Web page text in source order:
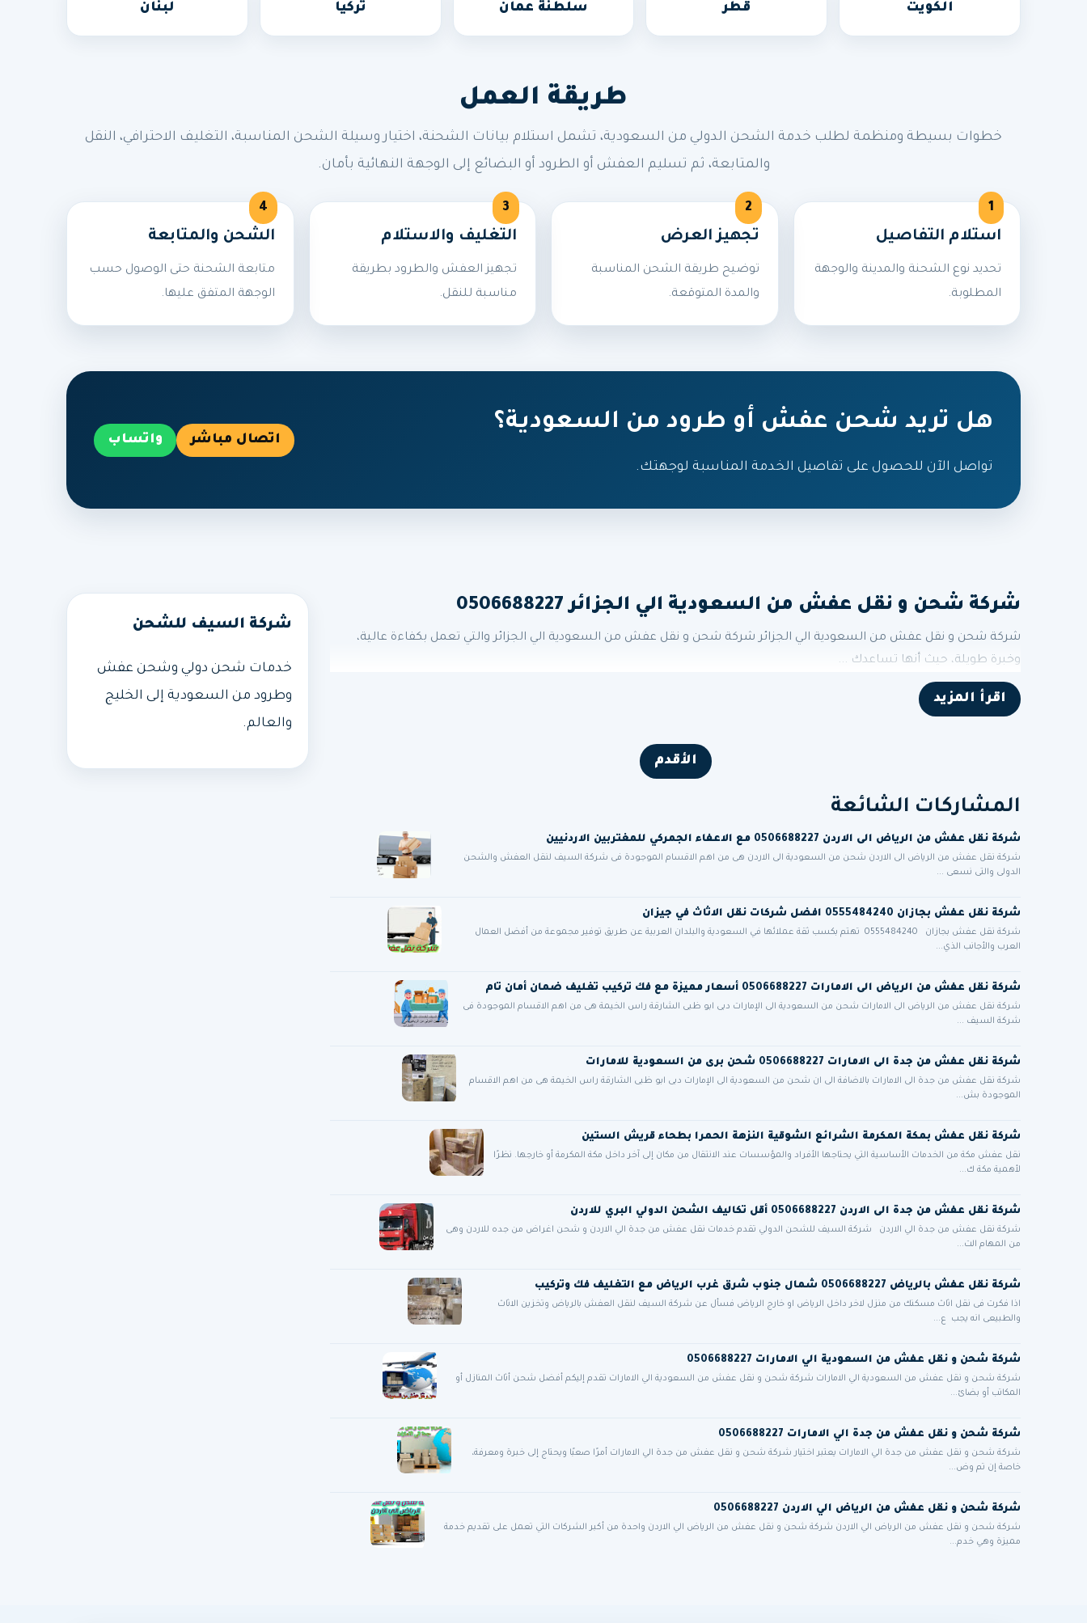
الكويت قطر سلطنة عمان تركيا لبنان
طريقة العمل
خطوات بسيطة ومنظمة لطلب خدمة الشحن الدولي من السعودية، تشمل استلام بيانات الشحنة، اختيار وسيلة الشحن المناسبة، التغليف الاحترافي، النقل
والمتابعة، ثم تسليم العفش أو الطرود أو البضائع إلى الوجهة النهائية بأمان.
استلام التفاصيل
تحديد نوع الشحنة والمدينة والوجهة
المطلوبة.
تجهيز العرض
توضيح طريقة الشحن المناسبة
والمدة المتوقعة.
التغليف والاستلام
تجهيز العفش والطرود بطريقة
مناسبة للنقل.
الشحن والمتابعة
متابعة الشحنة حتى الوصول حسب
الوجهة المتفق عليها.
هل تريد شحن عفش أو طرود من السعودية؟
تواصل الآن للحصول على تفاصيل الخدمة المناسبة لوجهتك.
اتصال مباشر واتساب
شركة شحن و نقل عفش من السعودية الي الجزائر 0506688227
شركة شحن و نقل عفش من السعودية الي الجزائر شركة شحن و نقل عفش من السعودية الي الجزائر والتي تعمل بكفاءة عالية،
وخبرة طويلة، حيث أنها تساعدك ...
اقرأ المزيد
الأقدم
المشاركات الشائعة
شركة نقل عفش من الرياض الى الاردن 0506688227 مع الاعفاء الجمركي للمغتربين الاردنيين
شركة نقل عفش من الرياض الى الاردن شحن من السعودية الى الاردن هى من اهم الاقسام الموجودة فى شركة السيف لنقل العفش والشحن
الدولى والتى نسعى ...
شركة نقل عفش بجازان 0555484240 افضل شركات نقل الاثاث في جيزان
شركة نقل عفش بجازان 0555484240 تهتم بكسب ثقة عملائها في السعودية والبلدان العربية عن طريق توفير مجموعة من أفضل العمال
العرب والأجانب الذي...
شركة نقل عفش من الرياض الى الامارات 0506688227 أسعار مميزة مع فك تركيب تغليف ضمان أمان تام
شركة نقل عفش من الرياض الى الامارات شحن من السعودية الى الإمارات دبى ابو ظبى الشارقة راس الخيمة هى من اهم الاقسام الموجودة فى
شركة السيف ...
شركة نقل عفش من جدة الى الامارات 0506688227 شحن برى من السعودية للامارات
شركة نقل عفش من جدة الى الامارات بالاضافة الى ان شحن من السعودية الى الإمارات دبى ابو ظبى الشارقة راس الخيمة هى من اهم الاقسام
الموجودة بش...
شركة نقل عفش بمكة المكرمة الشرائع الشوقية النزهة الحمرا بطحاء قريش الستين
نقل عفش مكة من الخدمات الأساسية التي يحتاجها الأفراد والمؤسسات عند الانتقال من مكان إلى آخر داخل مكة المكرمة أو خارجها. نظرًا
لأهمية مكة ك...
شركة نقل عفش من جدة الى الاردن 0506688227 أقل تكاليف الشحن الدولي البري للاردن
شركة نقل عفش من جدة الي الاردن شركة السيف للشحن الدولي تقدم خدمات نقل عفش من جدة الي الاردن و شحن اغراض من جده للاردن وهى
من المهام الت...
شركة نقل عفش بالرياض 0506688227 شمال جنوب شرق غرب الرياض مع التغليف فك وتركيب
اذا فكرت فى نقل اثاث مسكنك من منزل لاخر داخل الرياض او خارج الرياض فسأل عن شركة السيف لنقل العفش بالرياض وتخزين الاثاث
والطبيعى انه يجب ع...
شركة شحن و نقل عفش من السعودية الي الامارات 0506688227
شركة شحن و نقل عفش من السعودية الي الامارات شركة شحن و نقل عفش من السعودية الي الامارات تقدم إليكم أفضل شحن أثاث المنازل أو
المكاتب أو بضائ...
شركة شحن و نقل عفش من جدة الي الامارات 0506688227
شركة شحن و نقل عفش من جدة الي الامارات يعتبر اختيار شركة شحن و نقل عفش من جدة الي الامارات أمرًا صعبًا ويحتاج إلى خبرة ومعرفة،
خاصة إن تم وض...
شركة شحن و نقل عفش من الرياض الي الاردن 0506688227
شركة شحن و نقل عفش من الرياض الي الاردن شركة شحن و نقل عفش من الرياض الي الاردن واحدة من أكبر الشركات التي تعمل على تقديم خدمة
مميزة وهي خدم...
شركة السيف للشحن
خدمات شحن دولي وشحن عفش
وطرود من السعودية إلى الخليج
والعالم.